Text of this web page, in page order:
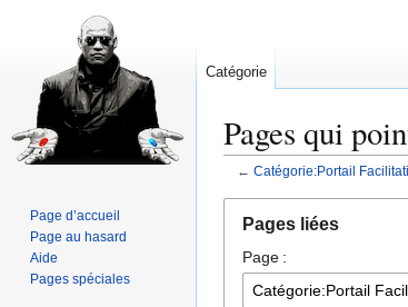
Pages qui
← Catégorie:Portail
navigation
recherche
Pages liées
Page :
Catégorie
Page d’accueil
Page au hasard
Aide
Pages spéciales